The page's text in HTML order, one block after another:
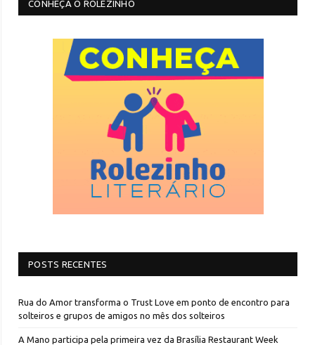
CONHEÇA O ROLEZINHO
POSTS RECENTES
Rua do Amor transforma o Trust Love em ponto de encontro para
solteiros e grupos de amigos no mês dos solteiros
A Mano participa pela primeira vez da Brasília Restaurant Week